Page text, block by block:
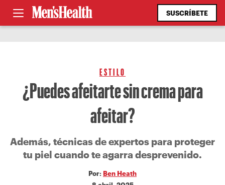
SUSCRÍBETE
ESTILO
¿Puedes afeitarte sin crema para
afeitar?
Además, técnicas de expertos para proteger
tu piel cuando te agarra desprevenido.
Por: Ben Heath